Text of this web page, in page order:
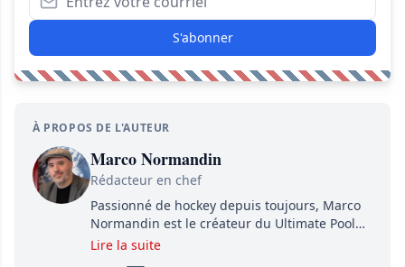
S'abonner
À PROPOS DE L'AUTEUR
Marco Normandin
Rédacteur en chef
Passionné de hockey depuis toujours, Marco
Normandin est le créateur du Ultimate Pool
Preview, une référence mondiale en guide de
Lire la suite